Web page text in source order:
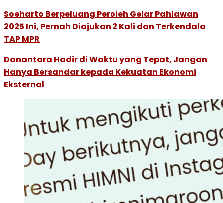
Soeharto Berpeluang Peroleh Gelar Pahlawan
2025 Ini, Pernah Diajukan 2 Kali dan Terkendala
TAP MPR
Danantara Hadir di Waktu yang Tepat, Jangan
Hanya Bersandar kepada Kekuatan Ekonomi
Eksternal